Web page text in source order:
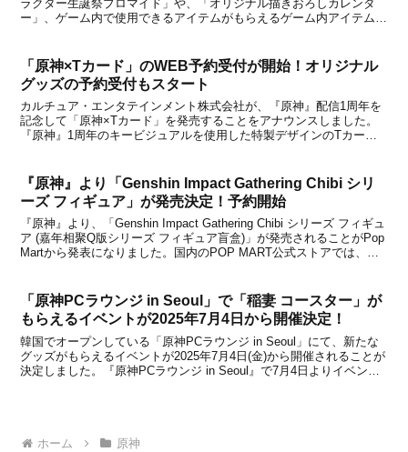
ラクター生誕祭ブロマイド」や、「オリジナル描きおろしカレンダ
ー」、ゲーム内で使用できるアイテムがもらえるゲーム内アイテム交
「原神×Tカード」のWEB予約受付が開始！オリジナル
グッズの予約受付もスタート
カルチュア・エンタテインメント株式会社が、『原神』配信1周年を
記念して「原神×Tカード」を発売することをアナウンスしました。
『原神』1周年のキービジュアルを使用した特製デザインのTカード
『原神』より「Genshin Impact Gathering Chibi シリ
ーズ フィギュア」が発売決定！予約開始
『原神』より、「Genshin Impact Gathering Chibi シリーズ フィギュ
ア (嘉年相聚Q版シリーズ フィギュア盲盒)」が発売されることがPop
Martから発表になりました。国内のPOP MART公式ストアでは、
「原神PCラウンジ in Seoul」で「稲妻 コースター」が
もらえるイベントが2025年7月4日から開催決定！
韓国でオープンしている「原神PCラウンジ in Seoul」にて、新たな
グッズがもらえるイベントが2025年7月4日(金)から開催されることが
決定しました。『原神PCラウンジ in Seoul』で7月4日よりイベント
ホーム 原神